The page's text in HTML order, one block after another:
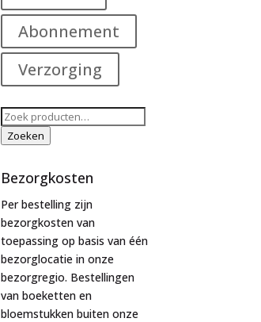
Abonnement
Verzorging
Zoeken
naar:
Zoeken
Bezorgkosten
Per bestelling zijn
bezorgkosten van
toepassing op basis van één
bezorglocatie in onze
bezorgregio. Bestellingen
van boeketten en
bloemstukken buiten onze